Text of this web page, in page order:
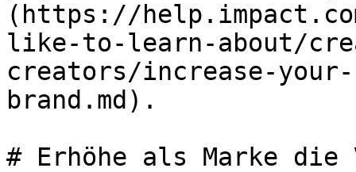
(https://
like-to-learn-about/
creators/increase-
brand.md).
# Erhöhe als Marke die